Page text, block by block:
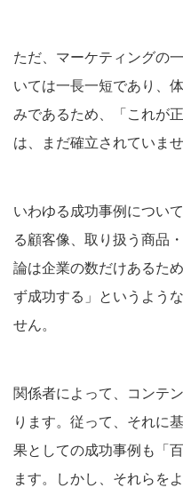
ただ、マーケティングの
いては一長一短であり、
みであるため、「これが
は、まだ確立されていませ
いわゆる成功事例につい
る顧客像、取り扱う商品
論は企業の数だけあるた
ず成功する」というよう
せん。
関係者によって、コンテ
ります。従って、それに
果としての成功事例も「
ます。しかし、それらを